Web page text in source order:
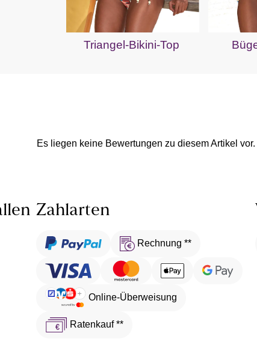
Triangel-Bikini-Top
Es liegen keine Bewertungen zu diesem Artikel vor.
Zahlarten
Rechnung **
Online-Überweisung
Ratenkauf **